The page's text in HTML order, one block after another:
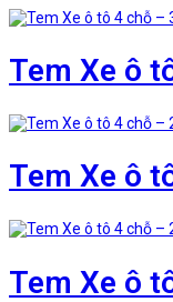
Tem Xe ô
Tem Xe ô
Tem Xe ô